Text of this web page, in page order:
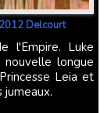
Delcourt
longue
Leia et